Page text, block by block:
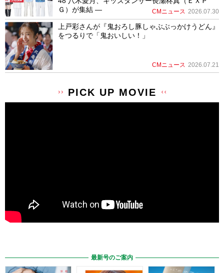
Ｇ）が集結 ―
CMニュース 2026.07.30
上戸彩さんが『鬼おろし豚しゃぶぶっかけうどん』
をつるりで「鬼おいしい！」
CMニュース 2026.07.21
PICK UP MOVIE
最新号のご案内